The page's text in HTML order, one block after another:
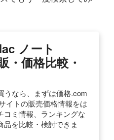
ノート
・価格比較・
うなら、まずは価格.com
イトの販売価格情報をは
コミ情報、ランキングな
品を比較・検討できま